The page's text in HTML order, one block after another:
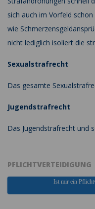
sich auch im Vorfeld
wie
nicht lediglich isoliert die
Sexualstrafrecht
Das gesamte
Jugendstrafrecht
Das Jugendstrafrecht und
PFLICHTVERTEIDIGUNG
Ist mir ein